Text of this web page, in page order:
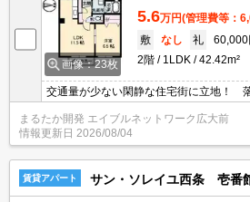
画像：23枚
5.6万円(管理費等：
敷
なし 礼
60,000
2階
1LDK 42.42m²
交通量が少ない閑静な住宅街に立地！
ますね。 けれど、少し足を伸ばせばコ
ろっているので不便はありませんよ♪ 敷
可能です！ 環境に配慮したオール電化
毎日朝日が差し込みます。 気持ちのい
まるたか開発 エイブルネットワーク広大前
情報更新日 2026/08/04
賃貸アパート サン・ソレイユ西条 壱番